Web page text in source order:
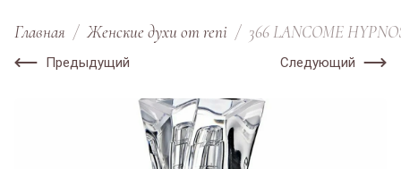
Главная / Женские духи от reni / 366 LANCOME
Предыдущий Следующий